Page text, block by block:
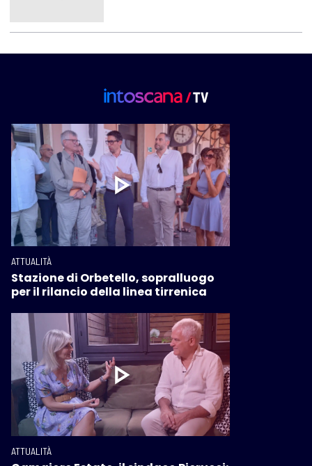
ATTUALITÀ
Stazione di Orbetello, sopralluogo
per il rilancio della linea tirrenica
ATTUALITÀ